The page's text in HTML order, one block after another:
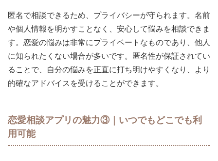
匿名で相談できるため、プライバシーが守られます。名前
や個人情報を明かすことなく、安心して悩みを相談できま
す。恋愛の悩みは非常にプライベートなものであり、他人
に知られたくない場合が多いです。匿名性が保証されてい
ることで、自分の悩みを正直に打ち明けやすくなり、より
的確なアドバイスを受けることができます。
恋愛相談アプリの魅力③｜いつでもどこでも利
用可能